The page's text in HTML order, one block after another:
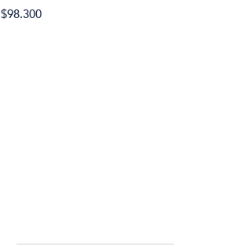
$98.300